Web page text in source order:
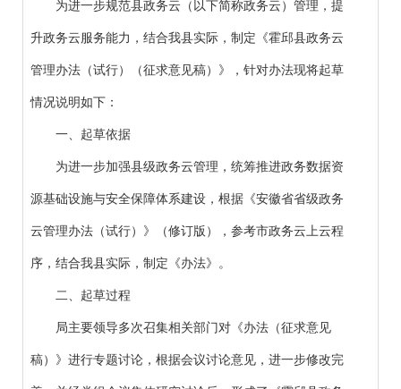
为进一步规范县政务云（以下简称政务云）管理，提
升政务云服务能力，结合我县实际，制定《霍邱县政务云
管理办法（试行）（征求意见稿）》，针对办法现将起草
情况说明如下：
一、起草依据
为进一步加强县级政务云管理，统筹推进政务数据资
源基础设施与安全保障体系建设，根据《安徽省省级政务
云管理办法（试行）》（修订版），参考市政务云上云程
序，结合我县实际，制定《办法》。
二、起草过程
局主要领导多次召集相关部门对《办法（征求意见
稿）》进行专题讨论，根据会议讨论意见，进一步修改完